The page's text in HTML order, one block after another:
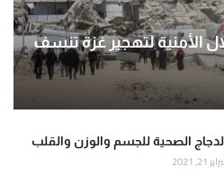
الأمنية لتهجير غزة تنسف
الصحية للجسم والوزن والقلب
21, 2021